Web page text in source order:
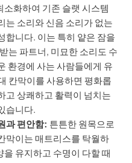
화하여 기존 슬랫 시스템
는 소리와 신음 소리가 없는
합니다. 이는 특히 얕은 잠을
는 파트너, 미묘한 소리도 수
환경에 사는 사람들에게 유
칸막이를 사용하면 평화롭
고 상쾌하고 활력이 넘치는
습니다.
과 편안함: 튼튼한 원목으로
막이는 매트리스를 탁월하
유지하고 수명이 다할 때